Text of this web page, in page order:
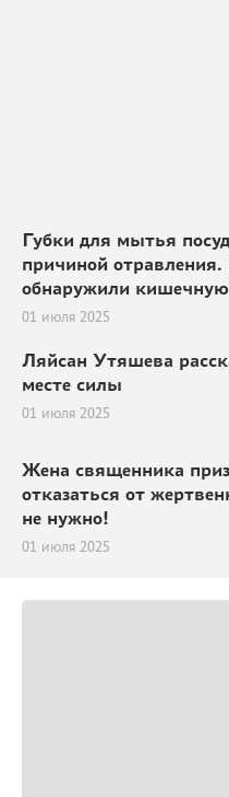
Губки для мытья
причиной
обнаружили
01 июля 2025
Ляйсан Утяшева
месте силы
01 июля 2025
Жена священника
отказаться от
не нужно!
01 июля 2025